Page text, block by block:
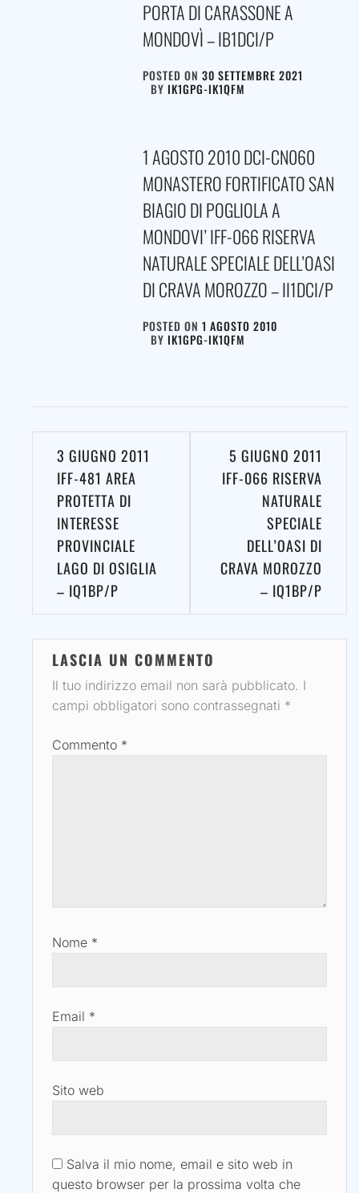
PORTA DI CARASSONE A
MONDOVÌ – IB1DCI/P
POSTED ON 30 SETTEMBRE 2021
BY IK1GPG-IK1QFM
1 AGOSTO 2010 DCI-CN060
MONASTERO FORTIFICATO SAN
BIAGIO DI POGLIOLA A
MONDOVI’ IFF-066 RISERVA
NATURALE SPECIALE DELL’OASI
DI CRAVA MOROZZO – II1DCI/P
POSTED ON 1 AGOSTO 2010
BY IK1GPG-IK1QFM
Navigazione
articoli
3 GIUGNO 2011
IFF-481 AREA
PROTETTA DI
INTERESSE
PROVINCIALE
LAGO DI OSIGLIA
– IQ1BP/P
5 GIUGNO 2011
IFF-066 RISERVA
NATURALE
SPECIALE
DELL’OASI DI
CRAVA MOROZZO
– IQ1BP/P
LASCIA UN COMMENTO
Il tuo indirizzo email non sarà pubblicato. I
campi obbligatori sono contrassegnati *
Commento *
Nome *
Email *
Sito web
Salva il mio nome, email e sito web in
questo browser per la prossima volta che